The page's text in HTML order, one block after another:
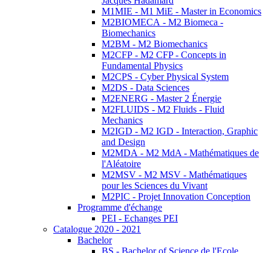
M1MIE - M1 MiE - Master in Economics
M2BIOMECA - M2 Biomeca -
Biomechanics
M2BM - M2 Biomechanics
M2CFP - M2 CFP - Concepts in
Fundamental Physics
M2CPS - Cyber Physical System
M2DS - Data Sciences
M2ENERG - Master 2 Énergie
M2FLUIDS - M2 Fluids - Fluid
Mechanics
M2IGD - M2 IGD - Interaction, Graphic
and Design
M2MDA - M2 MdA - Mathématiques de
l'Aléatoire
M2MSV - M2 MSV - Mathématiques
pour les Sciences du Vivant
M2PIC - Projet Innovation Conception
Programme d'échange
PEI - Echanges PEI
Catalogue 2020 - 2021
Bachelor
BS - Bachelor of Science de l'Ecole